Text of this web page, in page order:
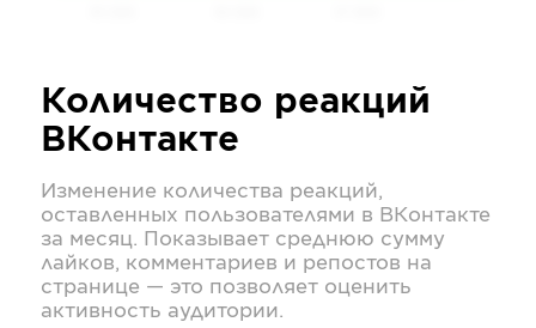
Количество реакций
ВКонтакте
Изменение количества реакций,
оставленных пользователями в ВКонтакте
за месяц. Показывает среднюю сумму
лайков, комментариев и репостов на
странице — это позволяет оценить
активность аудитории.